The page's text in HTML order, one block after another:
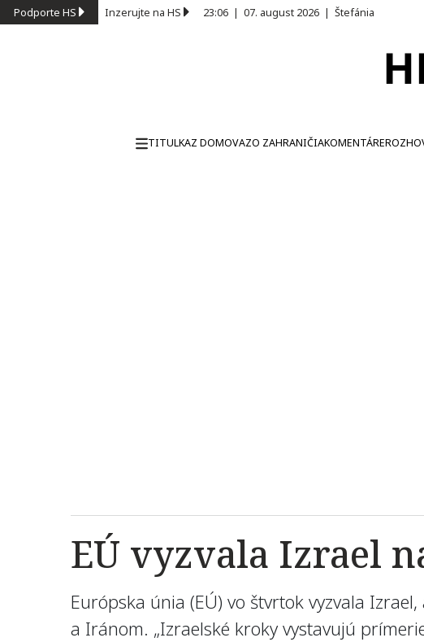
Podporte HS Inzerujte na HS 23:06 | 07. august 2026 | Štefánia
TITULKAZ DOMOVAZO ZAHRANIČIAKOMENTÁRE
EÚ vyzvala Izrael
Európska únia (EÚ) vo štvrtok vyzvala
a Iránom. „Izraelské kroky vystavujú